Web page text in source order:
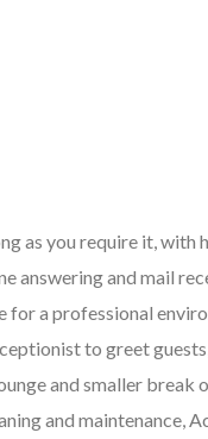
as you require it, with
answering and mail
a professional
to greet guests,
and smaller break
and maintenance,